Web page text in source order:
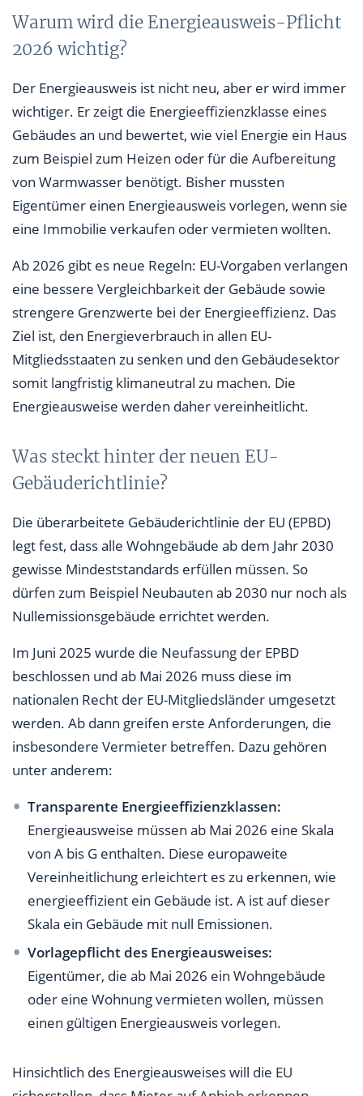
Warum wird die Energieausweis-Pflicht
2026 wichtig?
Der Energieausweis ist nicht neu, aber er wird immer
wichtiger. Er zeigt die Energieeffizienzklasse eines
Gebäudes an und bewertet, wie viel Energie ein Haus
zum Beispiel zum Heizen oder für die Aufbereitung
von Warmwasser benötigt. Bisher mussten
Eigentümer einen Energieausweis vorlegen, wenn sie
eine Immobilie verkaufen oder vermieten wollten.
Ab 2026 gibt es neue Regeln: EU-Vorgaben verlangen
eine bessere Vergleichbarkeit der Gebäude sowie
strengere Grenzwerte bei der Energieeffizienz. Das
Ziel ist, den Energieverbrauch in allen EU-
Mitgliedsstaaten zu senken und den Gebäudesektor
somit langfristig klimaneutral zu machen. Die
Energieausweise werden daher vereinheitlicht.
Was steckt hinter der neuen EU-
Gebäuderichtlinie?
Die überarbeitete Gebäuderichtlinie der EU (EPBD)
legt fest, dass alle Wohngebäude ab dem Jahr 2030
gewisse Mindeststandards erfüllen müssen. So
dürfen zum Beispiel Neubauten ab 2030 nur noch als
Nullemissionsgebäude errichtet werden.
Im Juni 2025 wurde die Neufassung der EPBD
beschlossen und ab Mai 2026 muss diese im
nationalen Recht der EU-Mitgliedsländer umgesetzt
werden. Ab dann greifen erste Anforderungen, die
insbesondere Vermieter betreffen. Dazu gehören
unter anderem:
Transparente Energieeffizienzklassen:
Energieausweise müssen ab Mai 2026 eine Skala
von A bis G enthalten. Diese europaweite
Vereinheitlichung erleichtert es zu erkennen, wie
energieeffizient ein Gebäude ist. A ist auf dieser
Skala ein Gebäude mit null Emissionen.
Vorlagepflicht des Energieausweises:
Eigentümer, die ab Mai 2026 ein Wohngebäude
oder eine Wohnung vermieten wollen, müssen
einen gültigen Energieausweis vorlegen.
Hinsichtlich des Energieausweises will die EU